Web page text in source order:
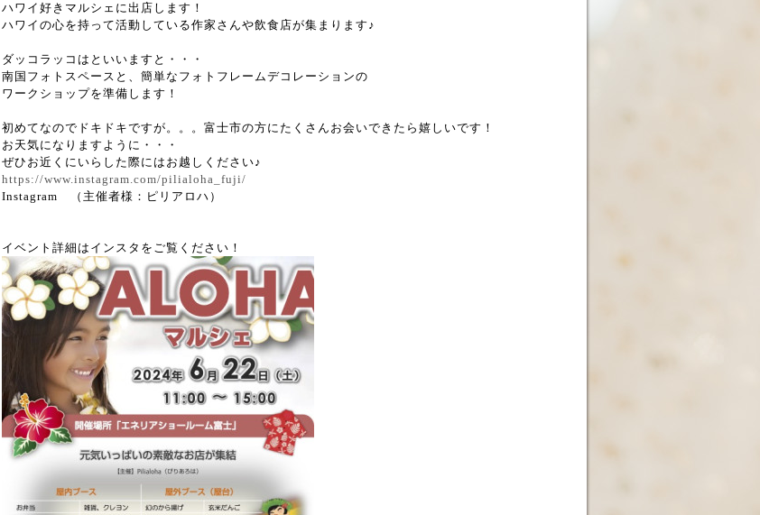
ハワイ好きマルシェに出店します！
ハワイの心を持って活動している作家さんや飲食店が集まります♪
ダッコラッコはといいますと・・・
南国フォトスペースと、簡単なフォトフレームデコレーションの
ワークショップを準備します！
初めてなのでドキドキですが。。。富士市の方にたくさんお会いできたら嬉しいです！
お天気になりますように・・・
ぜひお近くにいらした際にはお越しください♪
https://www.instagram.com/pilialoha_fuji/
Instagram （主催者様：ピリアロハ）
イベント詳細はインスタをご覧ください！